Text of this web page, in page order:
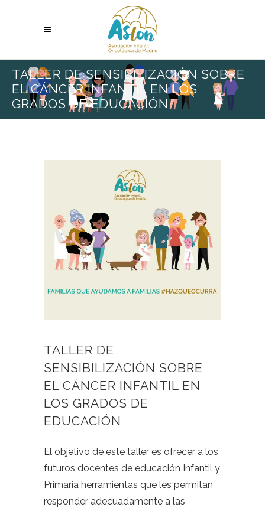
TALLER DE SENSIBILIZACIÓN SOBRE
EL CÁNCER INFANTIL EN LOS
GRADOS DE EDUCACIÓN
TALLER DE
SENSIBILIZACIÓN SOBRE
EL CÁNCER INFANTIL EN
LOS GRADOS DE
EDUCACIÓN
El objetivo de este taller es ofrecer a los
futuros docentes de educación Infantil y
Primaria herramientas que les permitan
responder adecuadamente a las